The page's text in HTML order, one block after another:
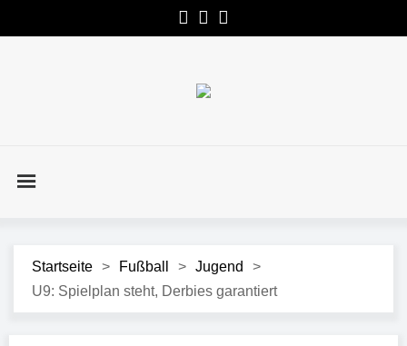
Startseite > Fußball > Jugend
>
U9: Spielplan steht, Derbies garantiert